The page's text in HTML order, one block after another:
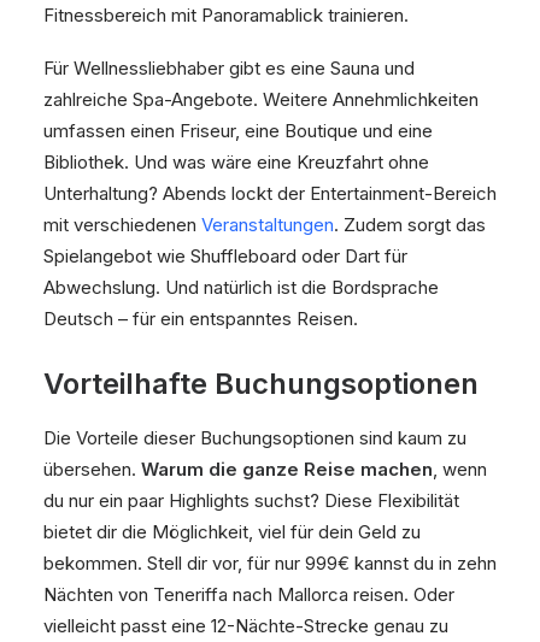
Fitnessbereich mit Panoramablick trainieren.
Für Wellnessliebhaber gibt es eine Sauna und
zahlreiche Spa-Angebote. Weitere Annehmlichkeiten
umfassen einen Friseur, eine Boutique und eine
Bibliothek. Und was wäre eine Kreuzfahrt ohne
Unterhaltung? Abends lockt der Entertainment-Bereich
mit verschiedenen Veranstaltungen. Zudem sorgt das
Spielangebot wie Shuffleboard oder Dart für
Abwechslung. Und natürlich ist die Bordsprache
Deutsch – für ein entspanntes Reisen.
Vorteilhafte Buchungsoptionen
Die Vorteile dieser Buchungsoptionen sind kaum zu
übersehen. Warum die ganze Reise machen, wenn
du nur ein paar Highlights suchst? Diese Flexibilität
bietet dir die Möglichkeit, viel für dein Geld zu
bekommen. Stell dir vor, für nur 999€ kannst du in zehn
Nächten von Teneriffa nach Mallorca reisen. Oder
vielleicht passt eine 12-Nächte-Strecke genau zu